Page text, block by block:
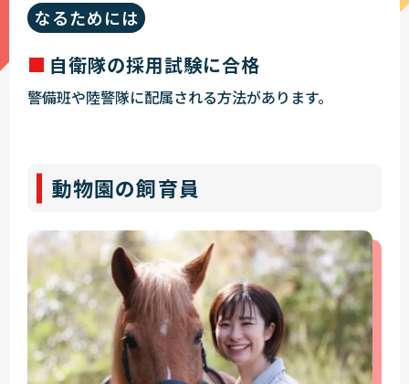
なるためには
自衛隊の採用試験に合格
警備班や陸警隊に配属される方法があります。
動物園の飼育員